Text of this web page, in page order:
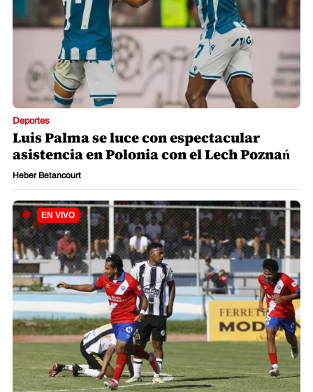
Deportes
Luis Palma se luce con espectacular
asistencia en Polonia con el Lech Poznań
Heber Betancourt